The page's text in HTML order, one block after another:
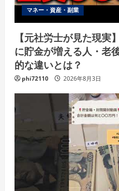
マネー・資産・副業
【元社労士が見た現実
に貯金が増える人・老
的な違いとは？
phi72110 2026年8月3日